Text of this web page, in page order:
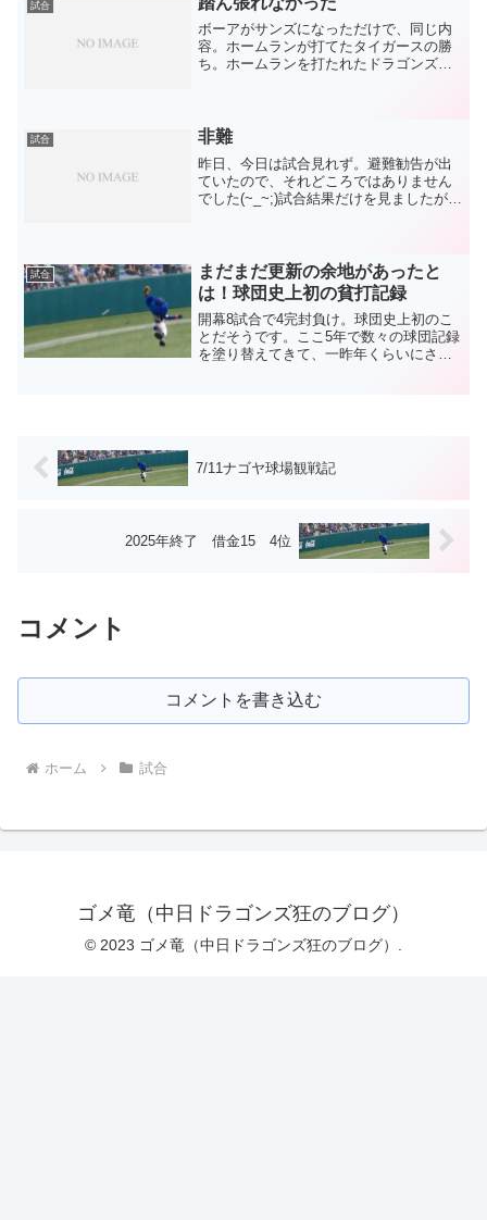
になってない）勝ったから...
試合
ボーアがサンズになっただけで、同じ内
容。ホームランが打てたタイガースの勝
ち。ホームランを打たれたドラゴンズの
ーは、得点圏打率の...
試合 非難
昨日、今日は試合見れず。避難勧告が出
ていたので、それどころではありません
でした(~_~;)試合結果だけを見ましたが、
こまで酷い結果...
試合
まだまだ更新の余地があったと
は！球団史上初の貧打記録
開幕8試合で4完封負け。球団史上初のこ
とだそうです。ここ5年で数々の球団記録
を塗り替えてきて、一昨年くらいにさす
7/11ナゴヤ球場観戦記
2025年終了 借金15 4位
コメント
コメントを書き込む
ホーム 試合
ゴメ竜（中日ドラゴンズ狂のブログ）
© 2023 ゴメ竜（中日ドラゴンズ狂のブログ）.